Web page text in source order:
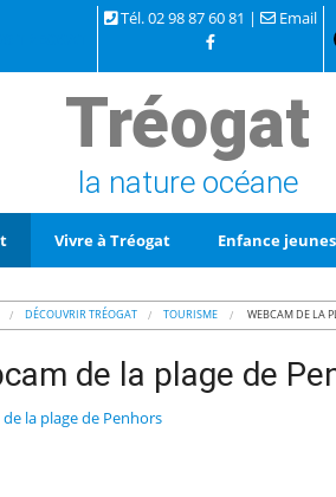
Tél. 02 98 87 60 81 | Email
Tréogat
la nature océane
Vivre à Tréogat Enfance
DÉCOUVRIR TRÉOGAT TOURISME WEBCAM DE LA
de la plage de
la plage de Penhors